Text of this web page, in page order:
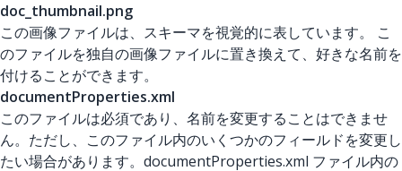
doc_thumbnail.png
この画像ファイルは、スキーマを視覚的に表しています。 こ
のファイルを独自の画像ファイルに置き換えて、好きな名前を
付けることができます。
documentProperties.xml
このファイルは必須であり、名前を変更することはできませ
ん。ただし、このファイル内のいくつかのフィールドを変更し
たい場合があります。documentProperties.xml ファイル内の